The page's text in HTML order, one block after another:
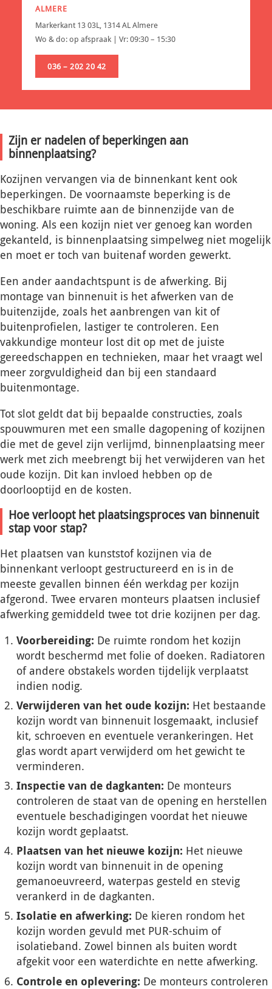
ALMERE
Markerkant 13 03L, 1314 AL Almere
Wo & do: op afspraak | Vr: 09:30 – 15:30
036 – 202 20 42
Zijn er nadelen of beperkingen aan
binnenplaatsing?
Kozijnen vervangen via de binnenkant kent ook
beperkingen. De voornaamste beperking is de
beschikbare ruimte aan de binnenzijde van de
woning. Als een kozijn niet ver genoeg kan worden
gekanteld, is binnenplaatsing simpelweg niet mogelijk
en moet er toch van buitenaf worden gewerkt.
Een ander aandachtspunt is de afwerking. Bij
montage van binnenuit is het afwerken van de
buitenzijde, zoals het aanbrengen van kit of
buitenprofielen, lastiger te controleren. Een
vakkundige monteur lost dit op met de juiste
gereedschappen en technieken, maar het vraagt wel
meer zorgvuldigheid dan bij een standaard
buitenmontage.
Tot slot geldt dat bij bepaalde constructies, zoals
spouwmuren met een smalle dagopening of kozijnen
die met de gevel zijn verlijmd, binnenplaatsing meer
werk met zich meebrengt bij het verwijderen van het
oude kozijn. Dit kan invloed hebben op de
doorlooptijd en de kosten.
Hoe verloopt het plaatsingsproces van binnenuit
stap voor stap?
Het plaatsen van kunststof kozijnen via de
binnenkant verloopt gestructureerd en is in de
meeste gevallen binnen één werkdag per kozijn
afgerond. Twee ervaren monteurs plaatsen inclusief
afwerking gemiddeld twee tot drie kozijnen per dag.
Voorbereiding: De ruimte rondom het kozijn
wordt beschermd met folie of doeken. Radiatoren
of andere obstakels worden tijdelijk verplaatst
indien nodig.
Verwijderen van het oude kozijn: Het bestaande
kozijn wordt van binnenuit losgemaakt, inclusief
kit, schroeven en eventuele verankeringen. Het
glas wordt apart verwijderd om het gewicht te
verminderen.
Inspectie van de dagkanten: De monteurs
controleren de staat van de opening en herstellen
eventuele beschadigingen voordat het nieuwe
kozijn wordt geplaatst.
Plaatsen van het nieuwe kozijn: Het nieuwe
kozijn wordt van binnenuit in de opening
gemanoeuvreerd, waterpas gesteld en stevig
verankerd in de dagkanten.
Isolatie en afwerking: De kieren rondom het
kozijn worden gevuld met PUR-schuim of
isolatieband. Zowel binnen als buiten wordt
afgekit voor een waterdichte en nette afwerking.
Controle en oplevering: De monteurs controleren